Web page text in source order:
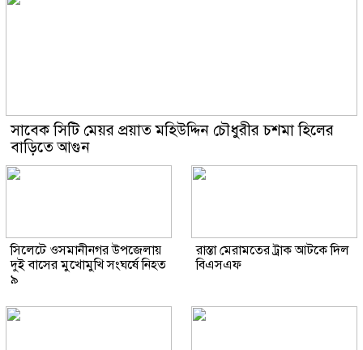
সাবেক সিটি মেয়র প্রয়াত মহিউদ্দিন চৌধুরীর চশমা হিলের
বাড়িতে আগুন
সিলেটে ওসমানীনগর উপজেলায়
দুই বাসের মুখোমুখি সংঘর্ষে নিহত
৯
রাস্তা মেরামতের ট্রাক আটকে দিল
বিএসএফ